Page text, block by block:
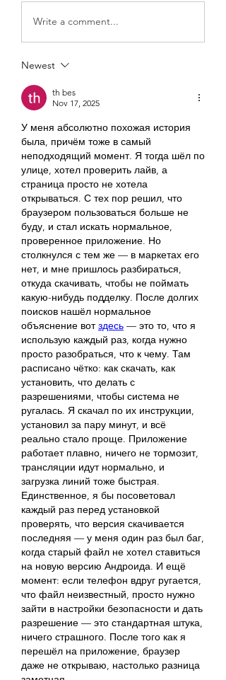
Write a comment...
Newest
th bes
Nov 17, 2025
У меня абсолютно похожая история
была, причём тоже в самый
неподходящий момент. Я тогда шёл по
улице, хотел проверить лайв, а
страница просто не хотела
открываться. С тех пор решил, что
браузером пользоваться больше не
буду, и стал искать нормальное,
проверенное приложение. Но
столкнулся с тем же — в маркетах его
нет, и мне пришлось разбираться,
откуда скачивать, чтобы не поймать
какую-нибудь подделку. После долгих
поисков нашёл нормальное
объяснение вот здесь — это то, что я
использую каждый раз, когда нужно
просто разобраться, что к чему. Там
расписано чётко: как скачать, как
установить, что делать с
разрешениями, чтобы система не
ругалась. Я скачал по их инструкции,
установил за пару минут, и всё
реально стало проще. Приложение
работает плавно, ничего не тормозит,
трансляции идут нормально, и
загрузка линий тоже быстрая.
Единственное, я бы посоветовал
каждый раз перед установкой
проверять, что версия скачивается
последняя — у меня один раз был баг,
когда старый файл не хотел ставиться
на новую версию Андроида. И ещё
момент: если телефон вдруг ругается,
что файл неизвестный, просто нужно
зайти в настройки безопасности и дать
разрешение — это стандартная штука,
ничего страшного. После того как я
перешёл на приложение, браузер
даже не открываю, настолько разница